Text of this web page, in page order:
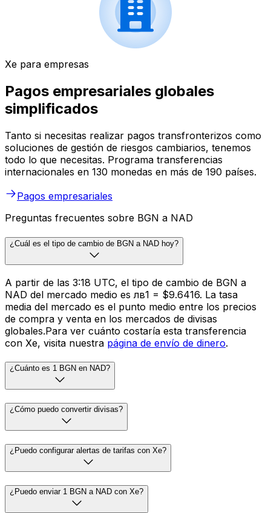
Xe para empresas
Pagos empresariales globales
simplificados
Tanto si necesitas realizar pagos transfronterizos como
soluciones de gestión de riesgos cambiarios, tenemos
todo lo que necesitas. Programa transferencias
internacionales en 130 monedas en más de 190 países.
Pagos empresariales
Preguntas frecuentes sobre BGN a NAD
¿Cuál es el tipo de cambio de BGN a NAD hoy?
A partir de las 3:18 UTC, el tipo de cambio de BGN a
NAD del mercado medio es лв1 = $9.6416. La tasa
media del mercado es el punto medio entre los precios
de compra y venta en los mercados de divisas
globales.Para ver cuánto costaría esta transferencia
con Xe, visita nuestra página de envío de dinero.
¿Cuánto es 1 BGN en NAD?
¿Cómo puedo convertir divisas?
¿Puedo configurar alertas de tarifas con Xe?
¿Puedo enviar 1 BGN a NAD con Xe?